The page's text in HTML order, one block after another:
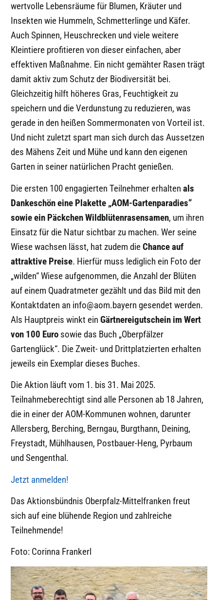
wertvolle Lebensräume für Blumen, Kräuter und
Insekten wie Hummeln, Schmetterlinge und Käfer.
Auch Spinnen, Heuschrecken und viele weitere
Kleintiere profitieren von dieser einfachen, aber
effektiven Maßnahme. Ein nicht gemähter Rasen trägt
damit aktiv zum Schutz der Biodiversität bei.
Gleichzeitig hilft höheres Gras, Feuchtigkeit zu
speichern und die Verdunstung zu reduzieren, was
gerade in den heißen Sommermonaten von Vorteil ist.
Und nicht zuletzt spart man sich durch das Aussetzen
des Mähens Zeit und Mühe und kann den eigenen
Garten in seiner natürlichen Pracht genießen.
Die ersten 100 engagierten Teilnehmer erhaltenals
Dankeschön eine Plakette „AOM-Gartenparadies“
sowie ein Päckchen Wildblütenrasensamen, um ihren
Einsatz für die Natur sichtbar zu machen. Wer seine
Wiese wachsen lässt, hat zudem dieChance auf
attraktive Preise. Hierfür muss lediglich ein Foto der
„wilden“ Wiese aufgenommen, die Anzahl der Blüten
auf einem Quadratmeter gezählt und das Bild mit den
Kontaktdaten an info@aom.bayern gesendet werden.
Als Hauptpreis winkt einGärtnereigutschein im Wert
von 100 Euro sowie das Buch „Oberpfälzer
Gartenglück“. Die Zweit- und Drittplatzierten erhalten
jeweils ein Exemplar dieses Buches.
Die Aktion läuft vom 1. bis 31. Mai 2025.
Teilnahmeberechtigt sind alle Personen ab 18 Jahren,
die in einer der AOM-Kommunen wohnen, darunter
Allersberg, Berching, Berngau, Burgthann, Deining,
Freystadt, Mühlhausen, Postbauer-Heng, Pyrbaum
und Sengenthal.
Jetzt anmelden!
Das Aktionsbündnis Oberpfalz-Mittelfranken freut
sich auf eine blühende Region und zahlreiche
Teilnehmende!
Foto: Corinna Frankerl